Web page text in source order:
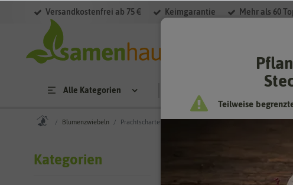
Versandkostenfrei ab 75 € Keimgarantie Mehr als 60
Alle Kategorien
Blumenzwiebeln Prachtschartenrhizome
Kategorien
Die großen
Filter
Teilweise